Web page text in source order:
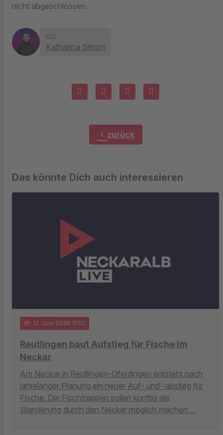
nicht abgeschlossen.
von
Katharina Simon
chevron_left zurück
Das könnte Dich auch interessieren
notes 12. Juni 2026 11:00
Reutlingen baut Aufstieg für Fische im
Neckar
Am Neckar in Reutlingen-Oferdingen entsteht nach
jahrelanger Planung ein neuer Auf- und -abstieg für
Fische. Die Fischtreppen sollen künftig die
Wanderung durch den Neckar möglich machen …